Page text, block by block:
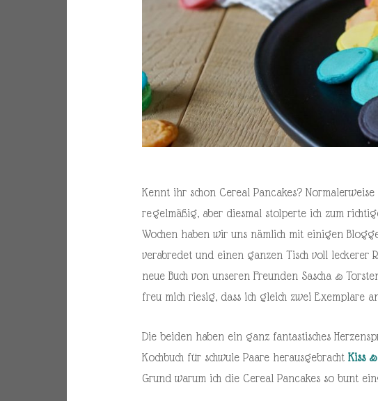
Kennt ihr schon Cereal Pancakes? Normalerweise
regelmäßig, aber diesmal stolperte ich zum
Wochen haben wir uns nämlich mit einigen
verabredet und einen ganzen Tisch voll leckerer
neue Buch von unseren Freunden Sascha &
freu mich riesig, dass ich gleich zwei Exemplare
Die beiden haben ein ganz fantastisches
Kochbuch für schwule Paare herausgebracht Kiss
Grund warum ich die Cereal Pancakes so bunt